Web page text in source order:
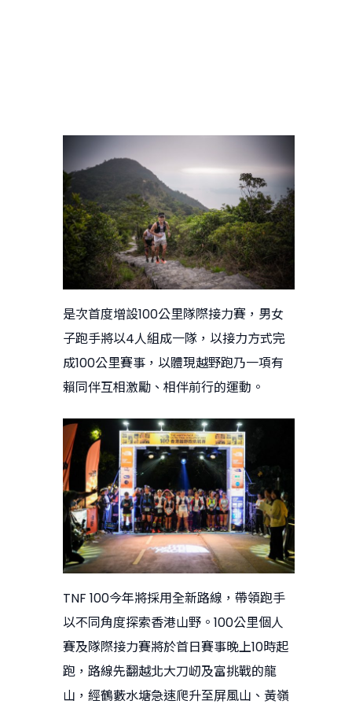
是次首度增設100公里隊際接力賽，男女
子跑手將以4人組成一隊，以接力方式完
成100公里賽事，以體現越野跑乃一項有
賴同伴互相激勵、相伴前行的運動。
TNF 100今年將採用全新路線，帶領跑手
以不同角度探索香港山野。100公里個人
賽及隊際接力賽將於首日賽事晚上10時起
跑，路線先翻越北大刀屻及富挑戰的龍
山，經鶴藪水塘急速爬升至屏風山、黃嶺